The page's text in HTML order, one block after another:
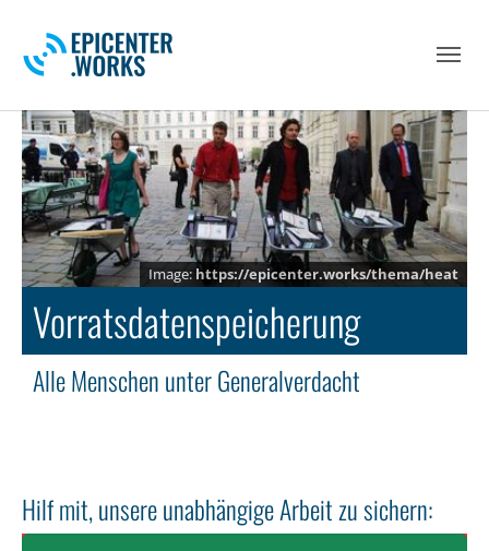
Vorratsdatenspeicherung
Alle Menschen unter Generalverdacht
https://epicenter.works/thema/heat
Hilf mit, unsere unabhängige Arbeit zu sichern: